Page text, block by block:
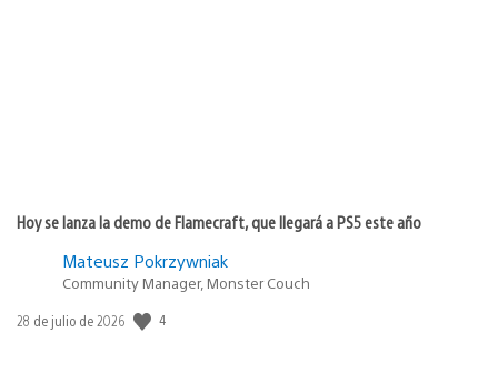
Hoy se lanza la demo de Flamecraft, que llegará a PS5 este año
Mateusz Pokrzywniak
Community Manager, Monster Couch
Fecha
28 de julio de 2026 4